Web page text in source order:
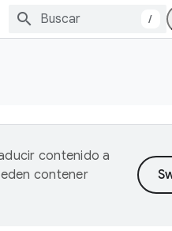
/
contenido a
contener